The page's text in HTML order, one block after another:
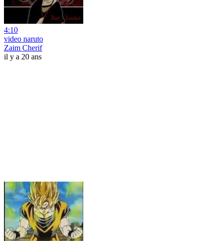
4:10
video naruto
Zaim Cherif
il y a 20 ans